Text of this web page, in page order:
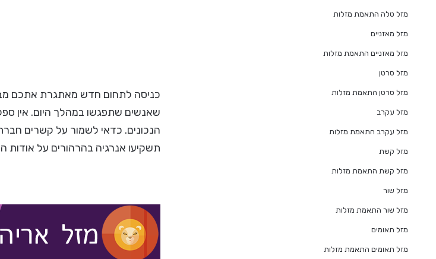
כניסה לתחום חדש מאתגרת אתכם
שאנשים שתפגשו במהלך היום. אין
הנכונים. כדאי לשמור על קשרים
תשקיעו אנרגיה בהרהורים על
מזל טלה התאמת מזלות
מזל מאזניים
מזל מאזניים התאמת מזלות
מזל סרטן
מזל סרטן התאמת מזלות
מזל עקרב
מזל עקרב התאמת מזלות
מזל קשת
מזל קשת התאמת מזלות
מזל שור
מזל שור התאמת מזלות
מזל תאומים
מזל תאומים התאמת מזלות